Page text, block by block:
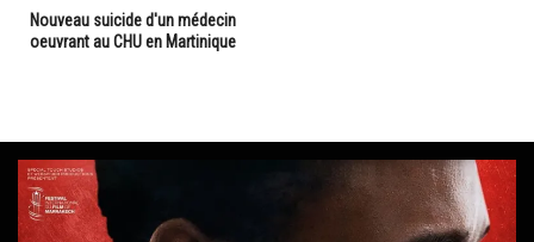
Nouveau suicide d'un médecin
oeuvrant au CHU en Martinique